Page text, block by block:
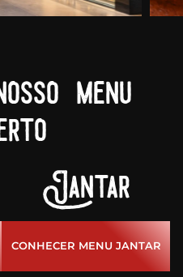
menu
Jantar
CONHECER MENU JANTAR